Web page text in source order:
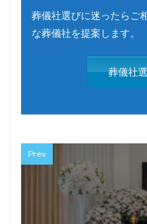
葬儀社選びに迷ったらご
な葬儀社を提案します。
葬儀社
Prev